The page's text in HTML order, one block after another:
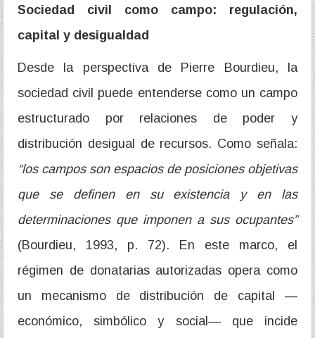
Sociedad civil como campo: regulación,
capital y desigualdad
Desde la perspectiva de Pierre Bourdieu, la
sociedad civil puede entenderse como un campo
estructurado por relaciones de poder y
distribución desigual de recursos. Como señala:
“los campos son espacios de posiciones objetivas
que se definen en su existencia y en las
determinaciones que imponen a sus ocupantes”
(Bourdieu, 1993, p. 72). En este marco, el
régimen de donatarias autorizadas opera como
un mecanismo de distribución de capital —
económico, simbólico y social— que incide